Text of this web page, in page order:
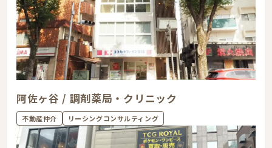
阿佐ヶ谷 / 調剤薬局・クリニック
不動産仲介 リーシングコンサルティング